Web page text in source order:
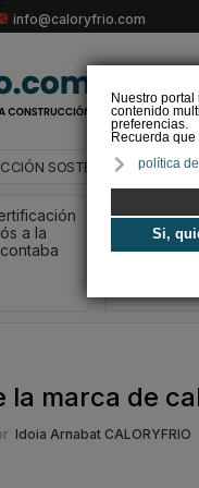
Nuestro
contenido
preferencias.
Recuerda
política
Si,
info@caloryfrio.com
SOSTENIBLE
a la
la marca de
Idoia Arnabat CALORYFRIO